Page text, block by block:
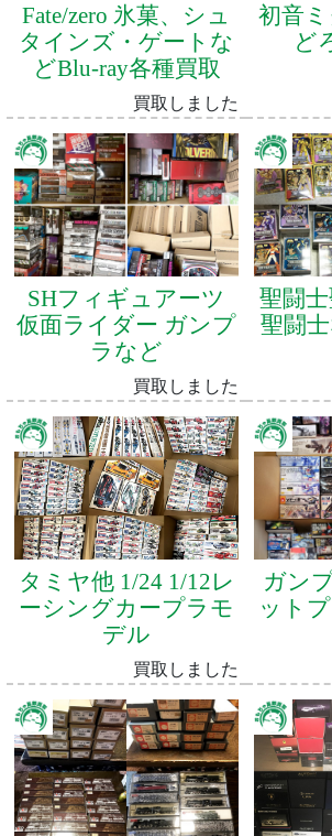
Fate/zero 氷菓、シュ
タインズ・ゲートな
どBlu-ray各種買取
買取しました
初音
ど
SHフィギュアーツ
仮面ライダー ガンプ
ラなど
買取しました
聖闘
聖闘
タミヤ他 1/24 1/12レ
ーシングカープラモ
デル
買取しました
ガン
ット